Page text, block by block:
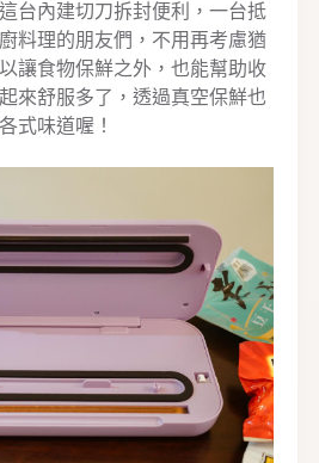
台內建切刀拆封便利，一台抵
料理的朋友們，不用再考慮猶
讓食物保鮮之外，也能幫助收
來舒服多了，透過真空保鮮也
式味道喔！